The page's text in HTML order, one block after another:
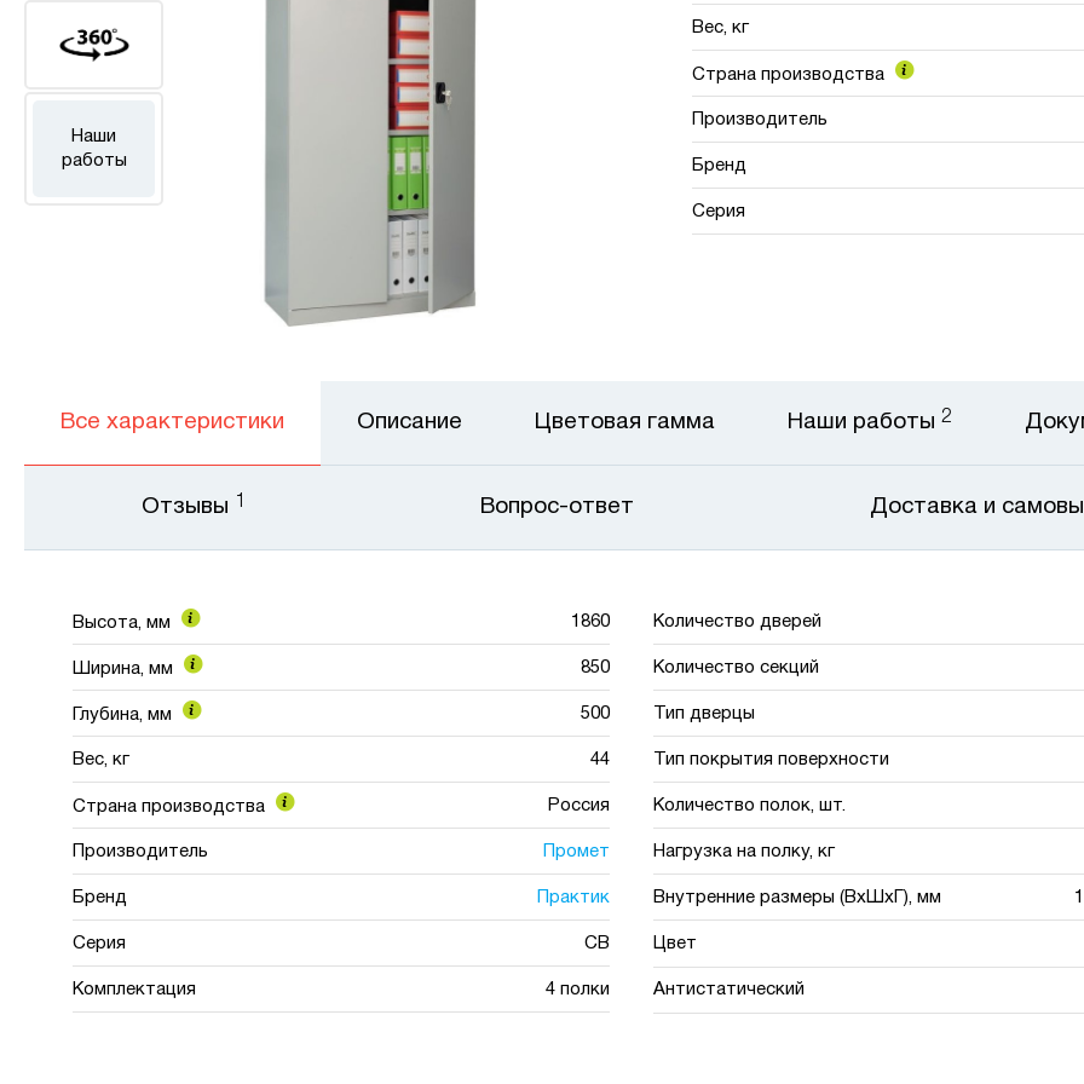
Наши
работы
Вес, кг
Страна производства
Производитель
Бренд
Серия
Все характеристики
Высота, мм 1860
Ширина, мм 850
Глубина, мм 500
Вес, кг 44
Страна производства Россия
Производитель Промет
Бренд Практик
Серия СВ
Комплектация 4 полки
Количество дверей
Количество секций
Тип дверцы
Тип покрытия поверхности
Количество полок, шт.
Нагрузка на полку, кг
Внутренние размеры (ВхШхГ), мм
Цвет
Антистатический
Описание Цветовая гамма Наши работы 2
Отзывы Вопрос-ответ Доставка и